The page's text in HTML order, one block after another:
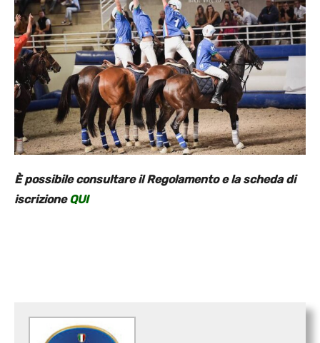
È possibile consultare il Regolamento e la scheda di
iscrizioneQUI